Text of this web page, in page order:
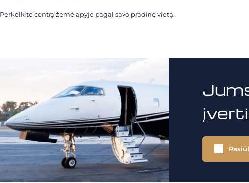
Perkelkite centrą žemėlapyje pagal savo pradinę vietą.